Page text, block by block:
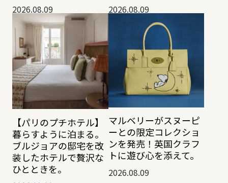
2026.08.09 2026.08.09
【パリのプチホテル】
暮らすように泊まる。
ブルジョアの邸宅を改
装したホテルで贅沢な
ひとときを。
マルベリーがスヌーピ
ーとの限定コレクショ
ンを発売！英国クラフ
トに遊び心を添えて。
2026.08.09